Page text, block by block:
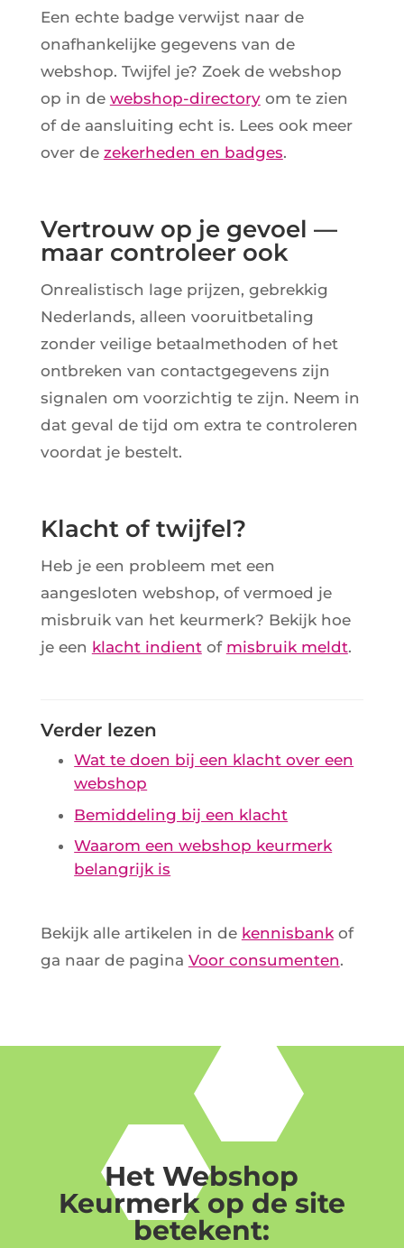
Een echte badge verwijst naar de
onafhankelijke gegevens van de
webshop. Twijfel je? Zoek de webshop
op in de webshop-directoryom te zien
of de aansluiting echt is. Lees ook meer
over de zekerheden en badges.
Vertrouw op je gevoel —
maar controleer ook
Onrealistisch lage prijzen, gebrekkig
Nederlands, alleen vooruitbetaling
zonder veilige betaalmethoden of het
ontbreken van contactgegevens zijn
signalen om voorzichtig te zijn. Neem in
dat geval de tijd om extra te controleren
voordat je bestelt.
Klacht of twijfel?
Heb je een probleem met een
aangesloten webshop, of vermoed je
misbruik van het keurmerk? Bekijk hoe
je een klacht indientof misbruik meldt.
Verder lezen
Wat te doen bij een klacht over een
webshop
Bemiddeling bij een klacht
Waarom een webshop keurmerk
belangrijk is
Bekijk alle artikelen in de kennisbankof
ga naar de pagina Voor consumenten.
Het Webshop
Keurmerk op de site
betekent: